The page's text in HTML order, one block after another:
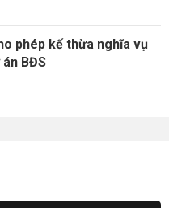
phép kế thừa nghĩa vụ
BĐS